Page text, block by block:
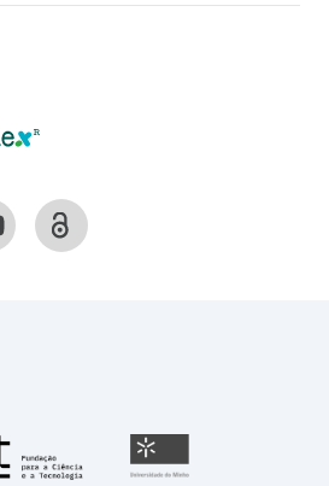
Fundação para a